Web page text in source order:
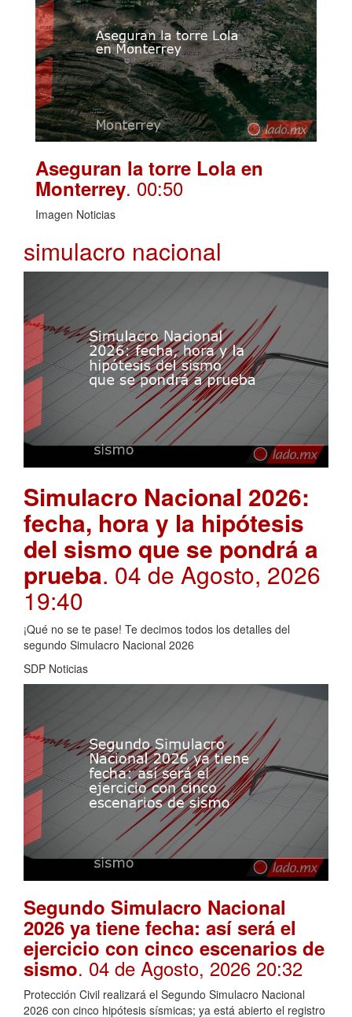
Aseguran la torre Lola en
Monterrey. 00:50
Imagen Noticias
simulacro nacional
Simulacro Nacional 2026:
fecha, hora y la hipótesis
del sismo que se pondrá a
prueba. 04 de Agosto, 2026
19:40
¡Qué no se te pase! Te decimos todos los detalles del
segundo Simulacro Nacional 2026
SDP Noticias
Segundo Simulacro Nacional
2026 ya tiene fecha: así será el
ejercicio con cinco escenarios de
sismo. 04 de Agosto, 2026 20:32
Protección Civil realizará el Segundo Simulacro Nacional
2026 con cinco hipótesis sísmicas; ya está abierto el registro